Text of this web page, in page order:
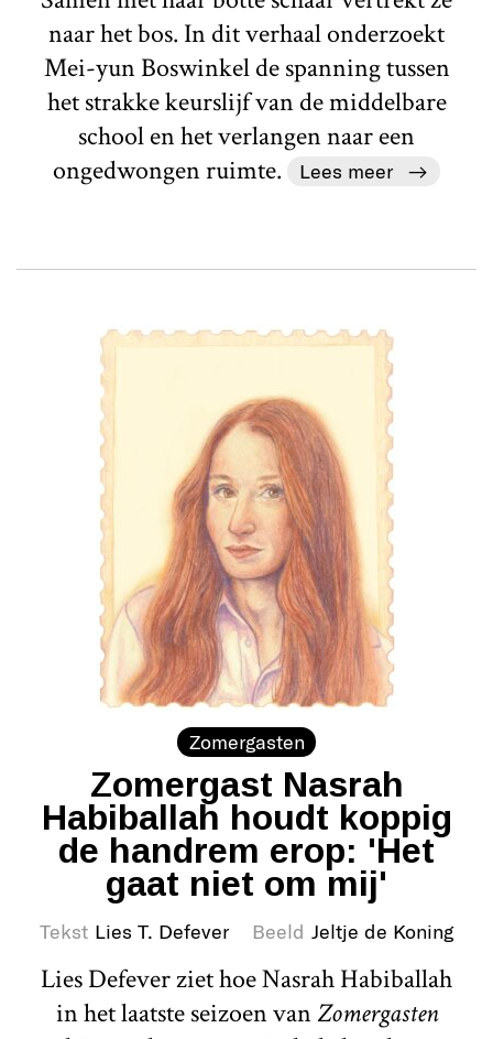
naar het bos. In dit verhaal onderzoekt
Mei-yun Boswinkel de spanning tussen
het strakke keurslijf van de middelbare
school en het verlangen naar een
ongedwongen ruimte.
Lees meer
Zomergasten
Zomergast Nasrah
Habiballah houdt koppig
de handrem erop: 'Het
gaat niet om mij'
Tekst Lies T. Defever Beeld Jeltje de Koning
Lies Defever ziet hoe Nasrah Habiballah
in het laatste seizoen vanZomergasten